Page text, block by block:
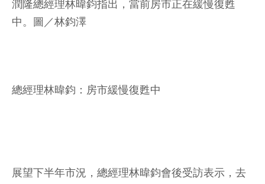
潤隆總經理林暐鈞指出，當前房市正在緩慢復甦
中。圖／林鈞澤
總經理林暐鈞：房市緩慢復甦中
展望下半年市況，總經理林暐鈞會後受訪表示，去